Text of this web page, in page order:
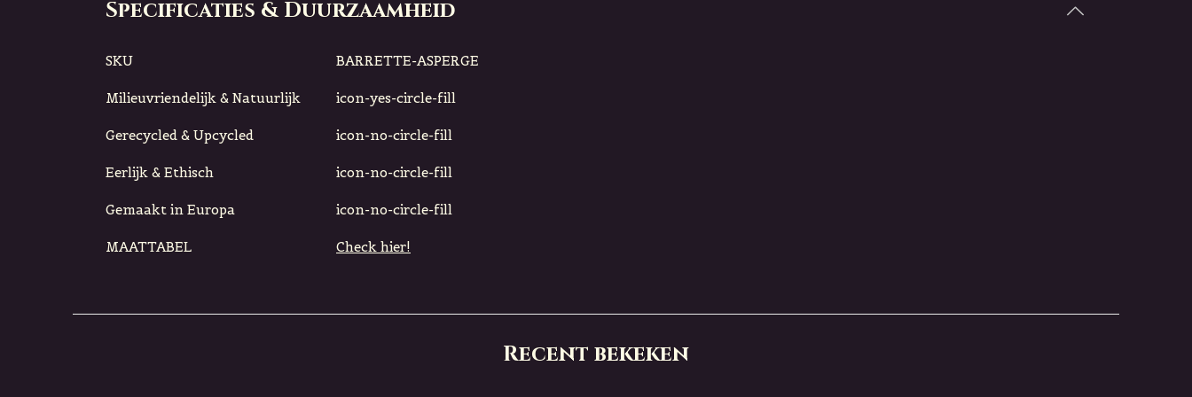
Specificaties & Duurzaamheid
SKU BARRETTE-ASPERGE
Milieuvriendelijk & Natuurlijk icon-yes-circle-fill
Gerecycled & Upcycled icon-no-circle-fill
Eerlijk & Ethisch icon-no-circle-fill
Gemaakt in Europa icon-no-circle-fill
MAATTABEL Check hier!
Recent bekeken